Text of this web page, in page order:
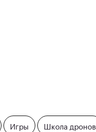
Игры
Школа дронов